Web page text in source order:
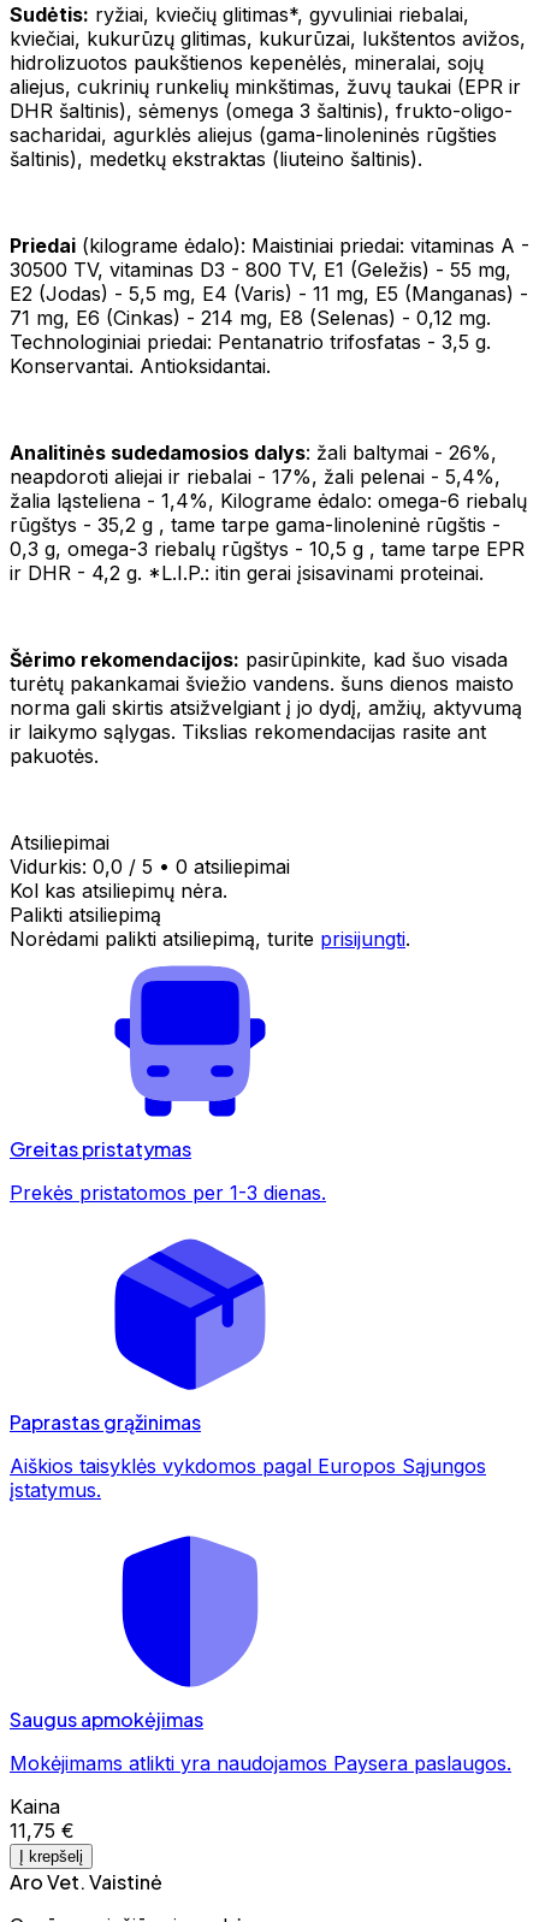
Sudėtis: ryžiai, kviečių glitimas*, gyvuliniai riebalai,
kviečiai, kukurūzų glitimas, kukurūzai, lukštentos avižos,
hidrolizuotos paukštienos kepenėlės, mineralai, sojų
aliejus, cukrinių runkelių minkštimas, žuvų taukai (EPR ir
DHR šaltinis), sėmenys (omega 3 šaltinis), frukto-oligo-
sacharidai, agurklės aliejus (gama-linoleninės rūgšties
šaltinis), medetkų ekstraktas (liuteino šaltinis).
Priedai (kilograme ėdalo): Maistiniai priedai: vitaminas A -
30500 TV, vitaminas D3 - 800 TV, E1 (Geležis) - 55 mg,
E2 (Jodas) - 5,5 mg, E4 (Varis) - 11 mg, E5 (Manganas) -
71 mg, E6 (Cinkas) - 214 mg, E8 (Selenas) - 0,12 mg.
Technologiniai priedai: Pentanatrio trifosfatas - 3,5 g.
Konservantai. Antioksidantai.
Analitinės sudedamosios dalys: žali baltymai - 26%,
neapdoroti aliejai ir riebalai - 17%, žali pelenai - 5,4%,
žalia ląsteliena - 1,4%, Kilograme ėdalo: omega-6 riebalų
rūgštys - 35,2 g , tame tarpe gama-linoleninė rūgštis -
0,3 g, omega-3 riebalų rūgštys - 10,5 g , tame tarpe EPR
ir DHR - 4,2 g. *L.I.P.: itin gerai įsisavinami proteinai.
Šėrimo rekomendacijos: pasirūpinkite, kad šuo visada
turėtų pakankamai šviežio vandens. šuns dienos maisto
norma gali skirtis atsižvelgiant į jo dydį, amžių, aktyvumą
ir laikymo sąlygas. Tikslias rekomendacijas rasite ant
pakuotės.
Atsiliepimai
Vidurkis: 0,0 / 5 • 0 atsiliepimai
Kol kas atsiliepimų nėra.
Palikti atsiliepimą
Norėdami palikti atsiliepimą, turite prisijungti.
Greitas pristatymas
Prekės pristatomos per 1-3 dienas.
Paprastas grąžinimas
Aiškios taisyklės vykdomos pagal Europos Sąjungos
įstatymus.
Saugus apmokėjimas
Mokėjimams atlikti yra naudojamos Paysera paslaugos.
Kaina
11,75 €
Į krepšelį
Aro Vet. Vaistinė